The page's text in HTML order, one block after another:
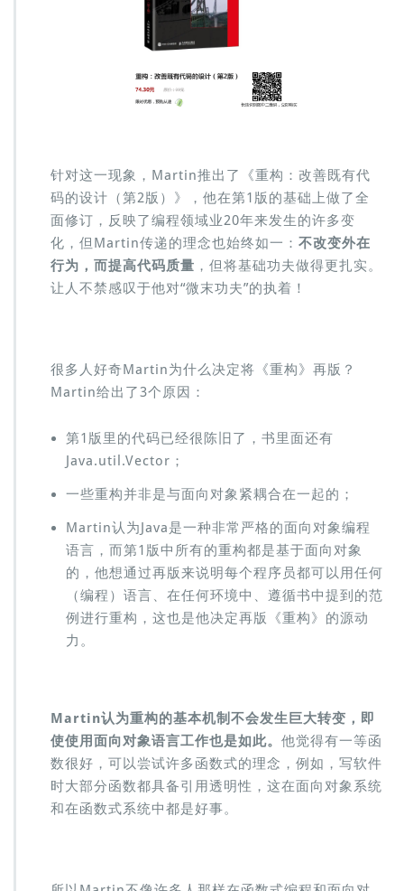
针对这一现象，Martin推出了《重构：改善既有代
码的设计（第2版）》，他在第1版的基础上做了全
面修订，反映了编程领域业20年来发生的许多变
化，但Martin传递的理念也始终如一： 不改变外在
行为，而提高代码质量 ，但将基础功夫做得更扎实。
让人不禁感叹于他对“微末功夫”的执着！
很多人好奇Martin为什么决定将《重构》再版？
Martin给出了3个原因：
第1版里的代码已经很陈旧了，书里面还有
Java.util.Vector；
一些重构并非是与面向对象紧耦合在一起的；
Martin认为Java是一种非常严格的面向对象编程
语言，而第1版中所有的重构都是基于面向对象
的，他想通过再版来说明每个程序员都可以用任何
（编程）语言、在任何环境中、遵循书中提到的范
例进行重构，这也是他决定再版《重构》的源动
力。
Martin认为重构的基本机制不会发生巨大转变，即
使使用面向对象语言工作也是如此。 他觉得有一等函
数很好，可以尝试许多函数式的理念，例如，写软件
时大部分函数都具备引用透明性，这在面向对象系统
和在函数式系统中都是好事。